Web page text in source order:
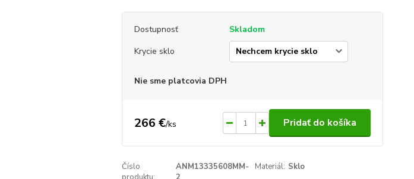
Dostupnosť
Skladom
Krycie sklo
Nie sme platcovia DPH
266 €/ks Pridať do košíka
Číslo
ANM13335608MM-
Materiál: Sklo